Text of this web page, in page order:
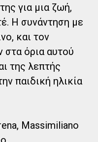
για μια ζωή,
Η συνάντηση με
και τον
όρια αυτού
της λεπτής
παιδική ηλικία
Massimiliano